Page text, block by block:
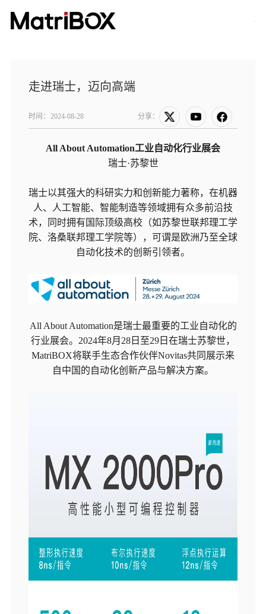
走进瑞士，迈向高端
时间： 2024-08-28 分享：
All About Automation工业自动化行业展会
瑞士·苏黎世
瑞士以其强大的科研实力和创新能力著称，在机器
人、人工智能、智能制造等领域拥有众多前沿技
术，同时拥有国际顶级高校（如苏黎世联邦理工学
院、洛桑联邦理工学院等），可谓是欧洲乃至全球
自动化技术的创新引领者。
All About Automation是瑞士最重要的工业自动化的
行业展会。 2024年8月28日至29日在瑞士苏黎世，
MatriBOX将联手生态合作伙伴Novitas共同展示来
自中国的自动化创新产品与解决方案。